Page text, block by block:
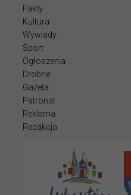
Fakty
Kultura
Wywiady
Sport
Ogłoszenia
Drobne
Gazeta
Patronat
Reklama
Redakcja